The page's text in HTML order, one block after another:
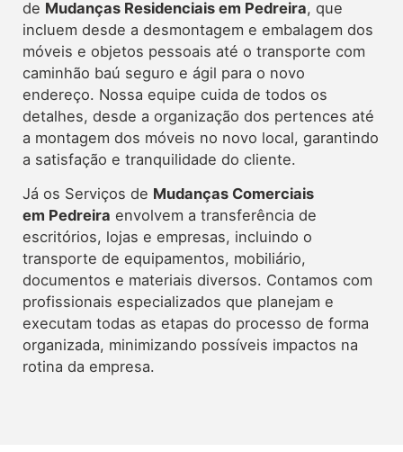
de Mudanças Residenciais em Pedreira, que
incluem desde a desmontagem e embalagem dos
móveis e objetos pessoais até o transporte com
caminhão baú seguro e ágil para o novo
endereço. Nossa equipe cuida de todos os
detalhes, desde a organização dos pertences até
a montagem dos móveis no novo local, garantindo
a satisfação e tranquilidade do cliente.
Já os Serviços de Mudanças Comerciais
em Pedreira envolvem a transferência de
escritórios, lojas e empresas, incluindo o
transporte de equipamentos, mobiliário,
documentos e materiais diversos. Contamos com
profissionais especializados que planejam e
executam todas as etapas do processo de forma
organizada, minimizando possíveis impactos na
rotina da empresa.